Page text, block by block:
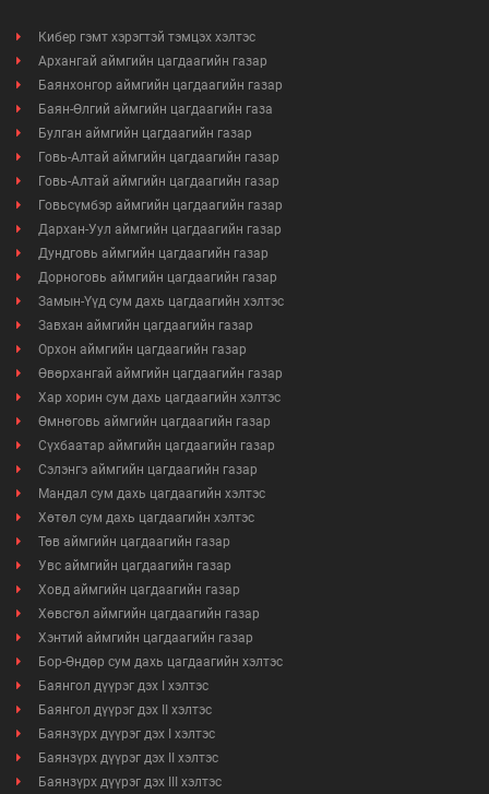
Кибер гэмт хэрэгтэй тэмцэх хэлтэс
Архангай аймгийн цагдаагийн газар
Баянхонгор аймгийн цагдаагийн газар
Баян-Өлгий аймгийн цагдаагийн газа
Булган аймгийн цагдаагийн газар
Говь-Алтай аймгийн цагдаагийн газар
Говь-Алтай аймгийн цагдаагийн газар
Говьсүмбэр аймгийн цагдаагийн газар
Дархан-Уул аймгийн цагдаагийн газар
Дундговь аймгийн цагдаагийн газар
Дорноговь аймгийн цагдаагийн газар
Замын-Үүд сум дахь цагдаагийн хэлтэс
Завхан аймгийн цагдаагийн газар
Орхон аймгийн цагдаагийн газар
Өвөрхангай аймгийн цагдаагийн газар
Хар хорин сум дахь цагдаагийн хэлтэс
Өмнөговь аймгийн цагдаагийн газар
Сүхбаатар аймгийн цагдаагийн газар
Сэлэнгэ аймгийн цагдаагийн газар
Мандал сум дахь цагдаагийн хэлтэс
Хөтөл сум дахь цагдаагийн хэлтэс
Төв аймгийн цагдаагийн газар
Увс аймгийн цагдаагийн газар
Ховд аймгийн цагдаагийн газар
Хөвсгөл аймгийн цагдаагийн газар
Хэнтий аймгийн цагдаагийн газар
Бор-Өндөр сум дахь цагдаагийн хэлтэс
Баянгол дүүрэг дэх I хэлтэс
Баянгол дүүрэг дэх II хэлтэс
Баянзүрх дүүрэг дэх I хэлтэс
Баянзүрх дүүрэг дэх II хэлтэс
Баянзүрх дүүрэг дэх III хэлтэс
Мэдээллийн ил тод байдал
Удирдлагын шийдвэрийн ил тод байдал
Авлигын эсрэг үйл ажиллагаа